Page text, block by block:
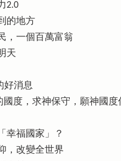
2.0
的地方
，一個百萬富翁
天
好消息
國度，求神保守，願神國度
幸福國家」？
，改變全世界